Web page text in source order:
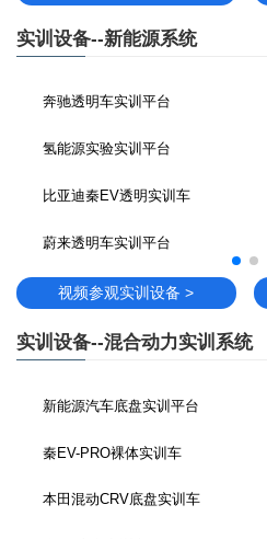
实训设备--新能源系统
奔驰透明车实训平台
氢能源实验实训平台
比亚迪秦EV透明实训车
蔚来透明车实训平台
视频参观实训设备 >
实训设备--混合动力实训系统
新能源汽车底盘实训平台
秦EV-PRO裸体实训车
本田混动CRV底盘实训车